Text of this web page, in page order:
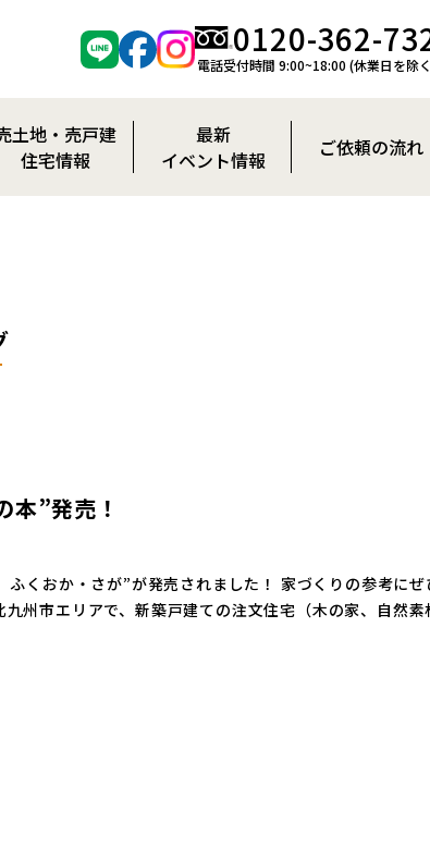
0120-362-
電話受付時間 9:00~18:00 (休業日を除
土地・売戸建
住宅情報
最新
イベント情報
ご依頼の流れ
本”発売！
くおか・さが”が発売されました！ 家づくりの参考にぜ
九州市エリアで、新築戸建ての注文住宅（木の家、自然